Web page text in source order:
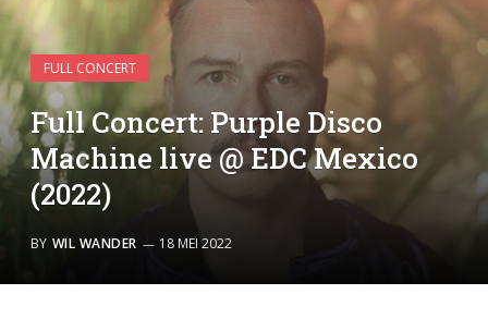
FULL CONCERT
Full Concert: Purple Disco
Machine live @ EDC Mexico
(2022)
BY WIL WANDER 18 MEI 2022